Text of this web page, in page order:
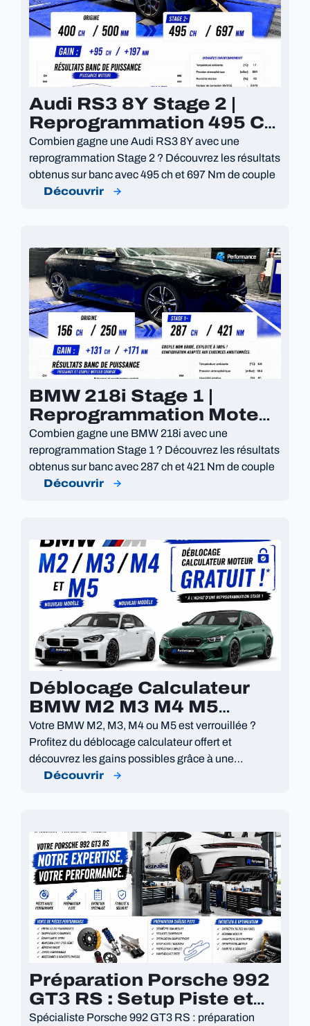
Audi RS3 8Y Stage 2 |
Reprogrammation 495 Ch
et 697 Nm
Combien gagne une Audi RS3 8Y avec une
reprogrammation Stage 2 ? Découvrez les résultats
obtenus sur banc avec 495 ch et 697 Nm de couple
Découvrir
BMW 218i Stage 1 |
Reprogrammation Moteur
287 Ch
Combien gagne une BMW 218i avec une
reprogrammation Stage 1 ? Découvrez les résultats
obtenus sur banc avec 287 ch et 421 Nm de couple
Découvrir
Déblocage Calculateur
BMW M2 M3 M4 M5
Gratuit | ECU Unlock
Votre BMW M2, M3, M4 ou M5 est verrouillée ?
Profitez du déblocage calculateur offert et
découvrez les gains possibles grâce à une
cartographie moteur sur mesure.
Découvrir
Préparation Porsche 992
GT3 RS : Setup Piste et
Optimisation
Spécialiste Porsche 992 GT3 RS : préparation